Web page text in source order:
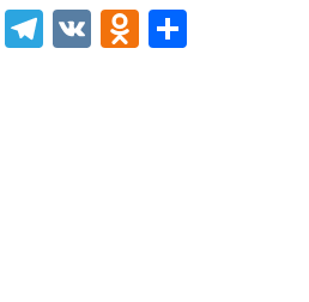
ViberTelegram
VK